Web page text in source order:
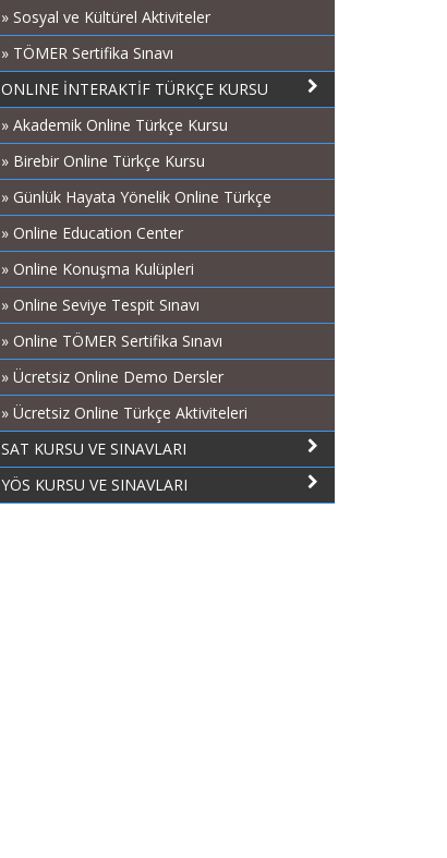
» Sosyal ve Kültürel Aktiviteler
» TÖMER Sertifika Sınavı
ONLINE İNTERAKTİF TÜRKÇE KURSU
» Akademik Online Türkçe Kursu
» Birebir Online Türkçe Kursu
» Günlük Hayata Yönelik Online Türkçe
» Online Education Center
» Online Konuşma Kulüpleri
» Online Seviye Tespit Sınavı
» Online TÖMER Sertifika Sınavı
» Ücretsiz Online Demo Dersler
» Ücretsiz Online Türkçe Aktiviteleri
SAT KURSU VE SINAVLARI
YÖS KURSU VE SINAVLARI